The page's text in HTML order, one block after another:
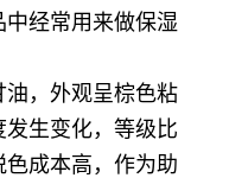
经常用来做保湿
，外观呈棕色粘
生变化，等级比
成本高，作为助